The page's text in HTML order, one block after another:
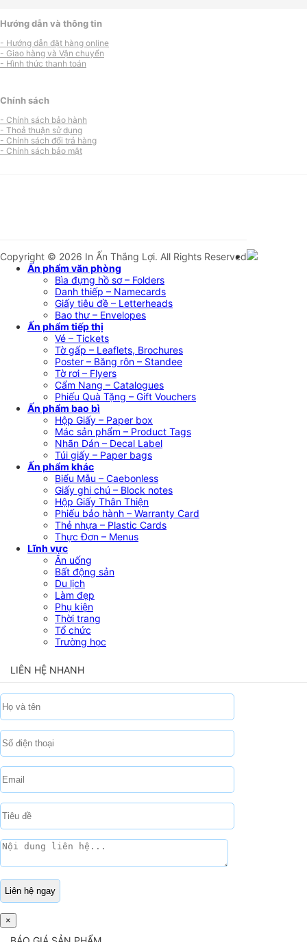
Hướng dẫn và thông tin
- Hướng dẫn đặt hàng online
- Giao hàng và Vận chuyển
- Hình thức thanh toán
Chính sách
- Chính sách bảo hành
- Thoả thuận sử dụng
- Chính sách đổi trả hàng
- Chính sách bảo mật
Copyright © 2026 In Ấn Thắng Lợi. All Rights Reserved
Ấn phẩm văn phòng
Bìa đựng hồ sơ – Folders
Danh thiếp – Namecards
Giấy tiêu đề – Letterheads
Bao thư – Envelopes
Ấn phẩm tiếp thị
Vé – Tickets
Tờ gấp – Leaflets, Brochures
Poster – Băng rôn – Standee
Tờ rơi – Flyers
Cẩm Nang – Catalogues
Phiếu Quà Tặng – Gift Vouchers
Ấn phẩm bao bì
Hộp Giấy – Paper box
Mác sản phẩm – Product Tags
Nhãn Dán – Decal Label
Túi giấy – Paper bags
Ấn phẩm khác
Biểu Mẫu – Caebonless
Giấy ghi chú – Block notes
Hộp Giấy Thân Thiện
Phiếu bảo hành – Warranty Card
Thẻ nhựa – Plastic Cards
Thực Đơn – Menus
Lĩnh vực
Ăn uống
Bất động sản
Du lịch
Làm đẹp
Phụ kiện
Thời trang
Tổ chức
Trường học
LIÊN HỆ NHANH
×